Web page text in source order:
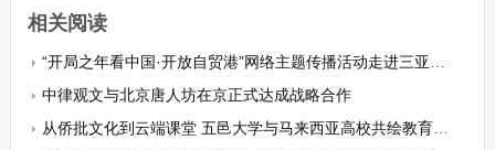
相关阅读
“开局之年看中国·开放自贸港”网络主题传播活动走进三亚国际游艇分展区
中律观文与北京唐人坊在京正式达成战略合作
从侨批文化到云端课堂 五邑大学与马来西亚高校共绘教育同心圆